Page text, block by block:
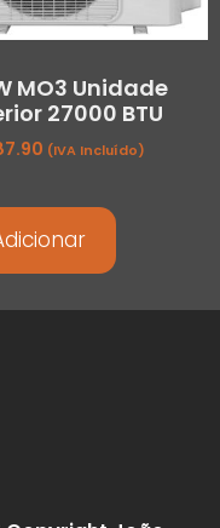
MO3 Unidade
27000 BTU
(IVA Incluído)